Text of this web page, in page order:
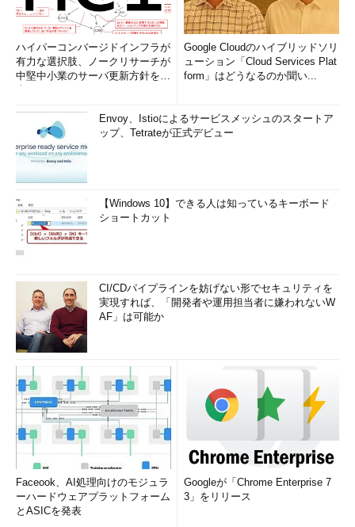
ハイパーコンバージドインフラが
有力な選択肢、ノークリサーチが
中堅中小業のサーバ更新方針を調
Google Cloudのハイブリッドソリ
ューション「Cloud Services Plat
form」はどうなるのか聞い...
Envoy、Istioによるサービスメッシュのスタートア
ップ、Tetrateが正式デビュー
【Windows 10】できる人は知っているキーボード
ショートカット
CI/CDパイプラインを妨げない形でセキュリティを
実現すれば、「開発者や運用担当者に嫌われないW
AF」は可能か
Faceook、AI処理向けのモジュラ
ーハードウェアプラットフォーム
とASICを発表
Googleが「Chrome Enterprise 7
3」をリリース